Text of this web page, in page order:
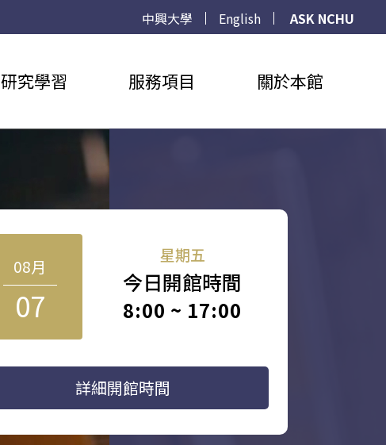
中興大學 English
ASK NCHU
研究學習 服務項目 關於本館
08月
07
星期五
今日開館時間
8:00 ~ 17:00
詳細開館時間